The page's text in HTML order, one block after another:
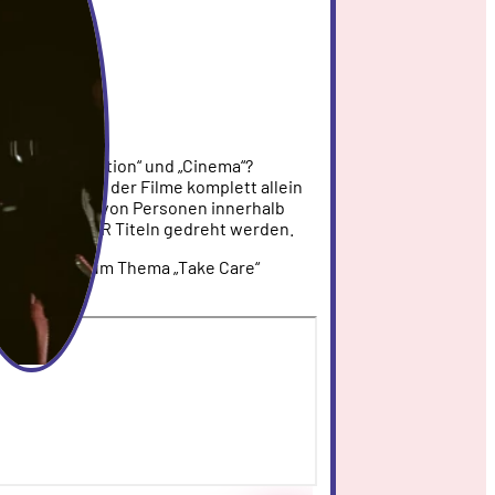
„Animation“ und „Cinema“?
mit der Filme komplett allein
Gruppe von Personen innerhalb
und VR Titeln gedreht werden.
Filme zum Thema „Take Care“